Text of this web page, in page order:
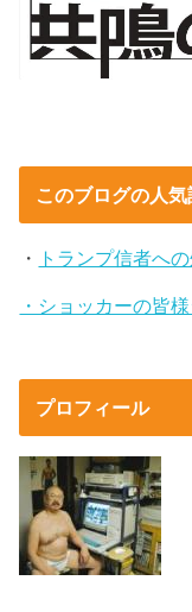
このブログの人気
・ トランプ信者へ
・ショッカーの皆
プロフィール